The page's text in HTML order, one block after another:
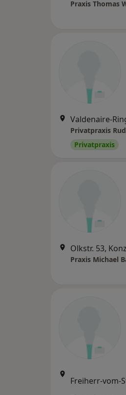
Praxis Thomas
Valdenaire-
Privatpraxis
Privatpraxis
Olkstr. 53, Konz